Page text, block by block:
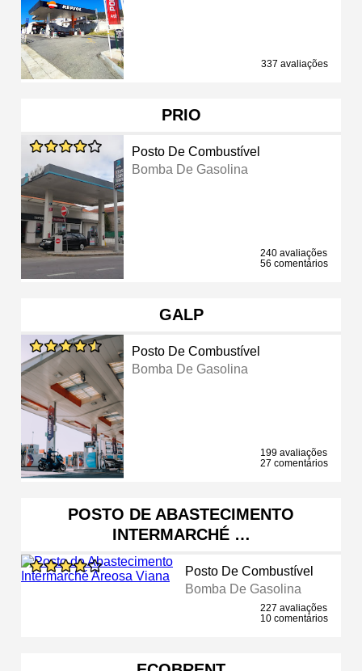
337 avaliações
PRIO
Posto De Combustível
Bomba De Gasolina
240 avaliações
56 comentários
GALP
Posto De Combustível
Bomba De Gasolina
199 avaliações
27 comentários
POSTO DE ABASTECIMENTO
INTERMARCHÉ …
Posto De Combustível
Bomba De Gasolina
227 avaliações
10 comentários